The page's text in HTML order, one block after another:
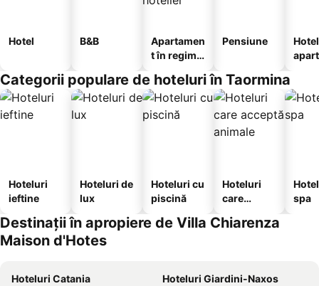
Hotel B&B
Apartamen
t în regim
Pensiune
Categorii populare de hoteluri în Taormina
Hoteluri
ieftine
Hoteluri de
lux
Hoteluri cu
piscină
Hoteluri
care
animale
spa
Destinații în apropiere de Villa Chiarenza
Maison d'Hotes
Hoteluri Catania
Hoteluri Giardini-Naxos